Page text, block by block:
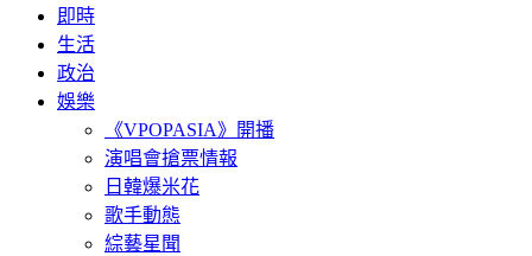
即時
生活
政治
娛樂
《VPOPASIA》開播
演唱會搶票情報
日韓爆米花
歌手動態
綜藝星聞